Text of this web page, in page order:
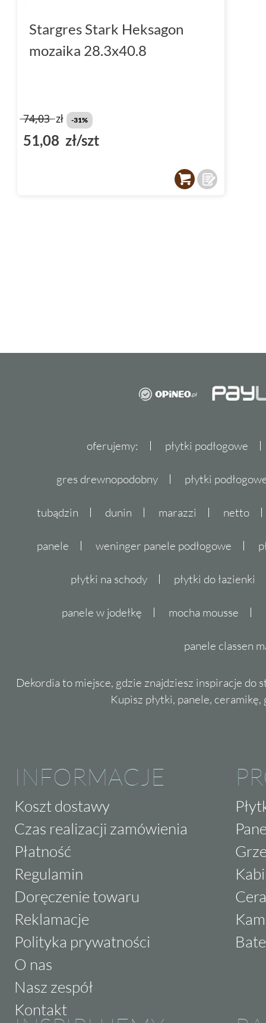
Stargres Stark Heksagon
mozaika 28.3x40.8
74,03zł -31%
51,08 zł/szt
oferujemy: płytki podłogowe
gres drewnopodobny płytki
tubądzin dunin marazzi netto
panele weninger panele podłogowe
płytki na schody płytki do łazienki
panele w jodełkę mocha mousse
panele classen
Dekordia to miejsce, gdzie znajdziesz inspiracje do
Kupisz płytki, panele,
INFORMACJE
Koszt dostawy
Czas realizacji zamówienia
Płatność
Regulamin
Doręczenie towaru
Reklamacje
Polityka prywatności
O nas
Nasz zespół
Kontakt